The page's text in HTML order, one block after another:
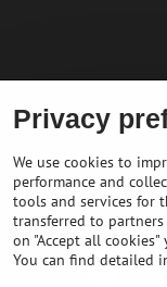
Privacy
We use cookies to
performance and
tools and services for
transferred to
on "Accept all
You can find detailed